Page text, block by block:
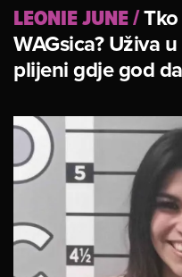
LEONIE JUNE/
WAGsica? Uživa
plijeni gdje god